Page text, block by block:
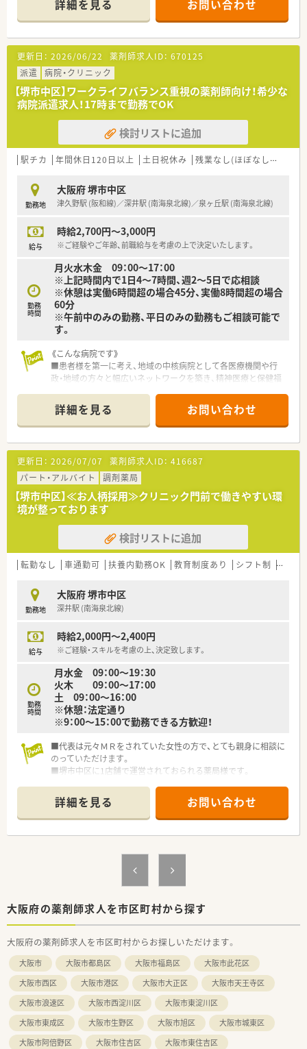
月水金 09：00～18：00（休憩60分）
※上記以外の曜日のご勤務ご希望あれば追加もOK！
【応需科目】内科,循環器科,消化器科,透析,外科,脳外科,整形外科,
眼科,皮膚科,泌尿器科,心療内科,歯科
【応需枚数】80枚/日
【人員体制】
薬剤師 常勤2名、パート2名 常時2〜3名
事務数名
********************************
＼手厚いサポートが魅力のファルマスタッフ／
■万全のサポート体制：2名体制で担当がつきしっかりサポート！
■各種保険を完備：社会保険(週20時間以上)/雇用保険/薬剤師賠
■充実の休暇制度：有給休暇(6ヶ月以上勤務)、夏季休暇、慶弔休
暇など
まずはお気軽にお問い合わせください。
詳細を見る お問い合わせ
更新日： 2026/06/22 薬剤師求人ID： 670125
派遣
病院・クリニック
【堺市中区】ワークライフバランス重視の薬剤師向け！希少な
病院派遣求人！17時まで勤務でOK
検討リストに追加
駅チカ 年間休日120日以上 土日祝休み 残業なし(ほぼなし含む)
勤務地
大阪府 堺市中区
津久野駅 (阪和線)／深井駅 (南海泉北線)／泉ヶ丘駅 (南海泉北線)
給与
時給2,700円～3,000円
※ご経験やご年齢、前職給与を考慮の上で決定いたします。
勤務
時間
月火水木金 09：00～17：00
※上記時間内で1日4～7時間、週2～5日で応相談
※休憩は実働6時間超の場合45分、実働8時間超の場合
60分
※午前中のみの勤務、平日のみの勤務もご相談可能で
す。
《こんな病院です》
■患者様を第一に考え、地域の中核病院として各医療機関や行
政・地域の方々と幅広いネットワークを築き、精神医療と保健福
■病床数約700床の精神科病院です。
■外来は院外処方のため、入院患者様の調剤・服薬指導がメイン
となります。
■他職種連携も積極的に行っており、医師やコメディカルとの連
携も円滑です。
■20代～50代まで、幅広い年齢層の方が活躍しています。
■新卒を定期的に採用しており、OJTを中心に教育体制も整備さ
れています。また認定資格取得に必要な学会、研修制度も充実し
ています。
詳細を見る お問い合わせ
更新日： 2026/07/07 薬剤師求人ID： 416687
パート・アルバイト
調剤薬局
【堺市中区】≪お人柄採用≫クリニック門前で働きやすい環
境が整っております
検討リストに追加
転勤なし 車通勤可 扶養内勤務OK 教育制度あり シフト制 大手
勤務地
大阪府 堺市中区
深井駅 (南海泉北線)
給与
時給2,000円～2,400円
※ご経験・スキルを考慮の上、決定致します。
勤務
時間
月水金 09：00～19：30
火木 09：00～17：00
土 09：00～16：00
※休憩：法定通り
※9：00～15：00で勤務できる方歓迎！
■代表は元々ＭＲをされていた女性の方で、とても親身に相談に
のっていただけます。
■堺市中区に1店舗で運営されておられる薬局様です。
詳細を見る お問い合わせ
大阪府の薬剤師求人を市区町村から探す
大阪府の薬剤師求人を市区町村からお探しいただけます。
大阪市 大阪市都島区 大阪市福島区
大阪市此花区
大阪市西区
大阪市港区 大阪市大正区
大阪市天王寺区
大阪市浪速区
大阪市西淀川区
大阪市東淀川区
大阪市東成区
大阪市生野区 大阪市旭区
大阪市城東区
大阪市阿倍野区
大阪市住吉区
大阪市東住吉区